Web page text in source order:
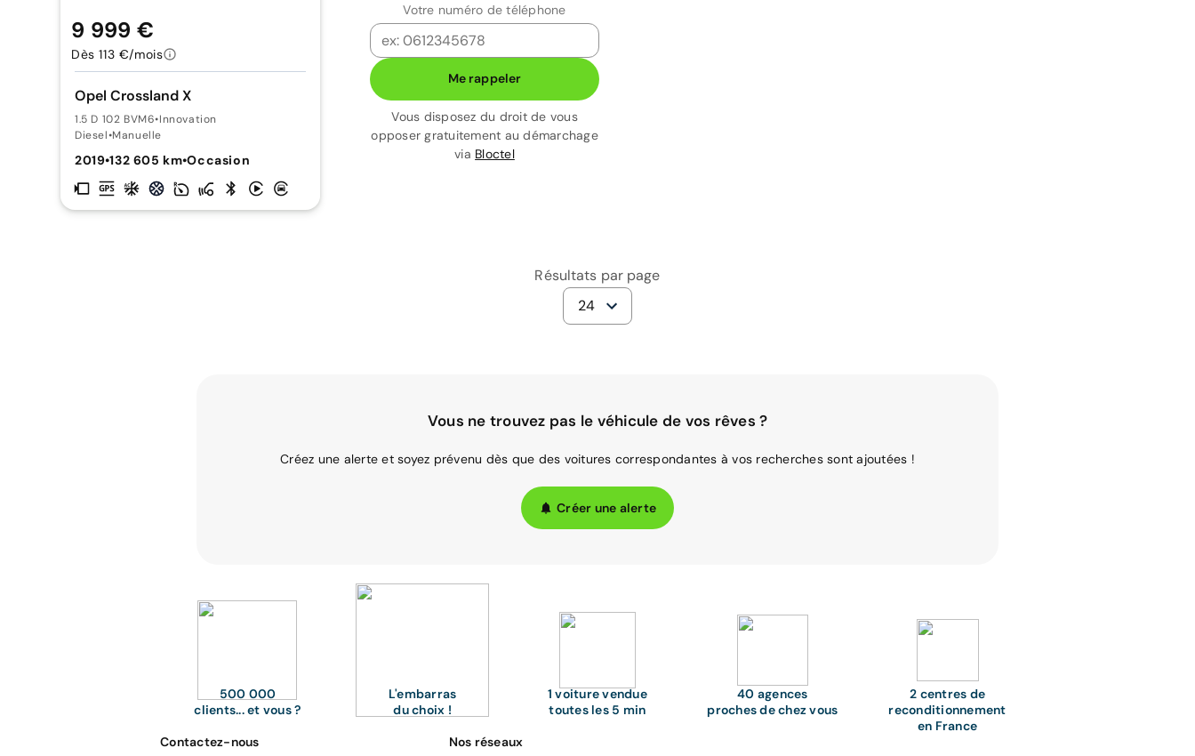
Opel Crossland X
1.5 D 102 BVM6•Innovation
Diesel•Manuelle
2019•132 605 km•Occasion
9 999 €
Dès 113 €/mois
Votre numéro de téléphone
Me rappeler
Vous disposez du droit de vous
opposer gratuitement au démarchage
via Bloctel
Résultats par page
24
Vous ne trouvez pas le véhicule de vos rêves ?
Créez une alerte et soyez prévenu dès que des voitures correspondantes à vos recherches sont ajoutées !
Créer une alerte
500 000
clients... et vous ?
L'embarras
du choix !
1 voiture vendue
toutes les 5 min
40 agences
proches de chez vous
2 centres de
reconditionnement
en France
Contactez-nous
Nos réseaux